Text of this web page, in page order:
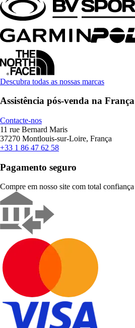
Descubra todas as nossas marcas
Assistência pós-venda na França
Contacte-nos
11 rue Bernard Maris
37270 Montlouis-sur-Loire, França
+33 1 86 47 62 58
Pagamento seguro
Compre em nosso site com total confiança